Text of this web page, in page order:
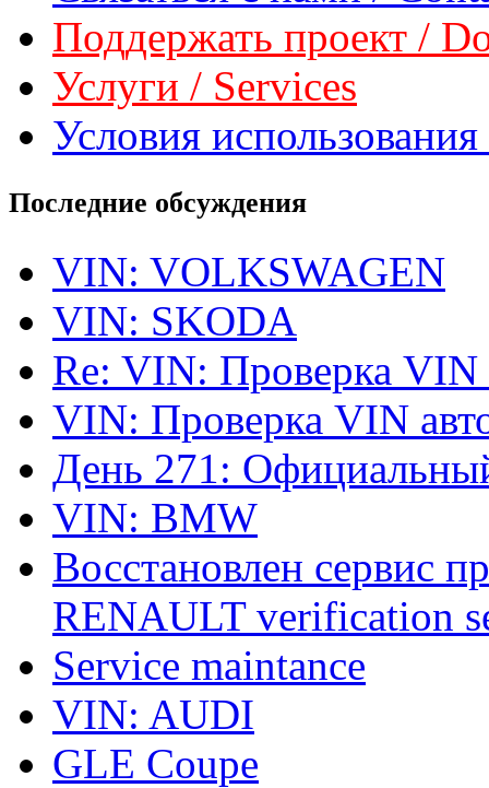
Поддержать проект /
Услуги / Services
Условия
Последние обсуждения
VIN: VOLKSWAGEN
VIN: SKODA
Re: VIN: Проверка VIN
VIN: Проверка VIN
День 271:
VIN: BMW
Восстановлен сервис
RENAULT verification
Service maintance
VIN: AUDI
GLE Coupe